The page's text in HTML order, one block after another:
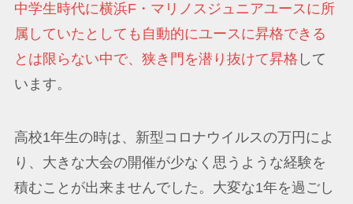
中学生時代に横浜F・マリノスジュニアユースに所
属していたとしても自動的にユースに昇格できる
とは限らない中で、狭き門を潜り抜けて昇格 して
います。
高校1年生の時は、新型コロナウイルスの万円によ
り、大きな大会の開催が少なく思うような経験を
積むことが出来ませんでした。大変な1年を過ごし